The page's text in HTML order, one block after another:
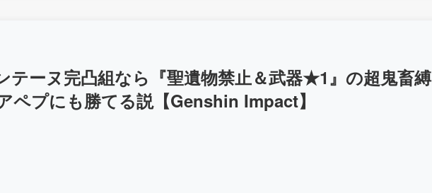
テーヌ完凸組なら『聖遺物禁止＆武器★1』の超鬼畜縛
ペプにも勝てる説【Genshin Impact】